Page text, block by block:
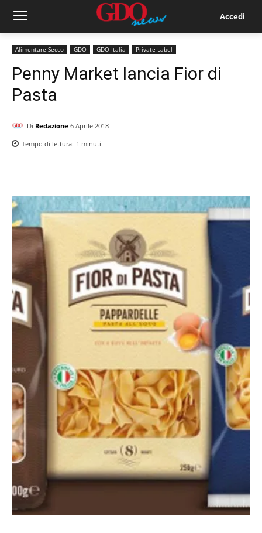
Accedi
Alimentare Secco GDO GDO Italia Private Label
Penny Market lancia Fior di
Pasta
Di Redazione 6 Aprile 2018
Tempo di lettura: 1 minuti